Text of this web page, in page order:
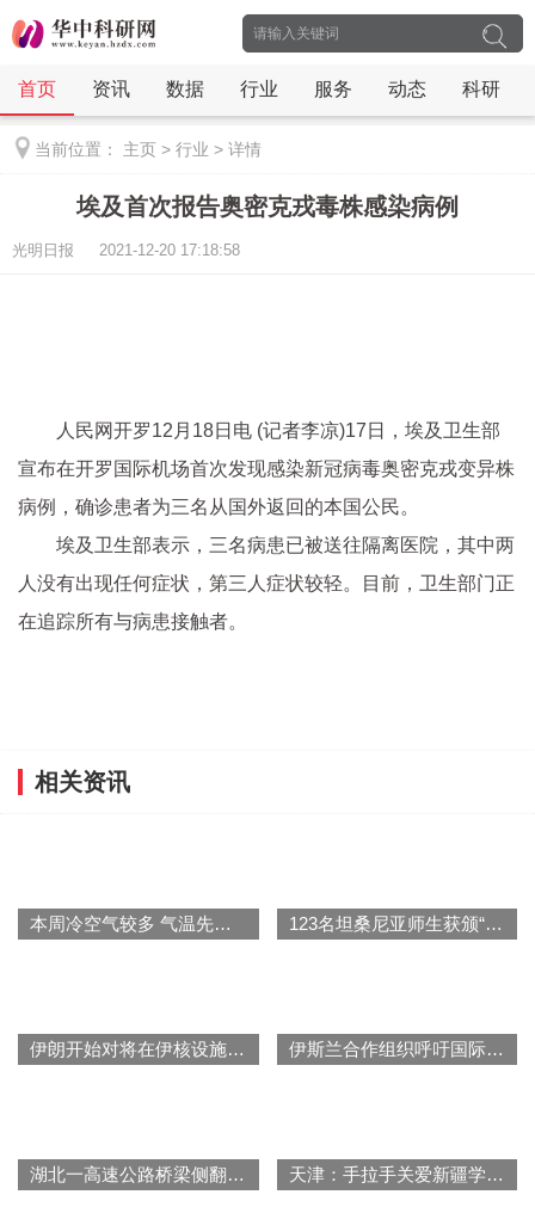
首页 资讯 数据 行业 服务 动态 科研
当前位置： 主页 > 行业 > 详情
埃及首次报告奥密克戎毒株感染病例
光明日报 2021-12-20 17:18:58
人民网开罗12月18日电 (记者李凉)17日，埃及卫生部
宣布在开罗国际机场首次发现感染新冠病毒奥密克戎变异株
病例，确诊患者为三名从国外返回的本国公民。
埃及卫生部表示，三名病患已被送往隔离医院，其中两
人没有出现任何症状，第三人症状较轻。目前，卫生部门正
在追踪所有与病患接触者。
相关资讯
本周冷空气较多 气温先升后降波动大 123名坦桑尼亚师生获颁“中国大使奖”
伊朗开始对将在伊核设施内安装的监控摄像设备进行检查 伊斯兰合作组织呼吁国际社会帮助阿富汗解决人道主义危机
湖北一高速公路桥梁侧翻致4死8伤 天津：手拉手关爱新疆学子十五周年总结大会举行